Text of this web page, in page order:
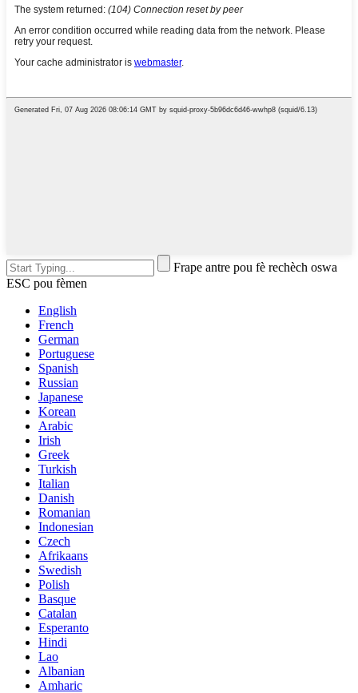
Frape antre pou fè rechèch oswa
ESC pou fèmen
English
French
German
Portuguese
Spanish
Russian
Japanese
Korean
Arabic
Irish
Greek
Turkish
Italian
Danish
Romanian
Indonesian
Czech
Afrikaans
Swedish
Polish
Basque
Catalan
Esperanto
Hindi
Lao
Albanian
Amharic